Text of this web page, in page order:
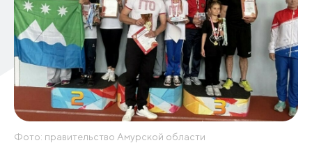
Фото: правительство Амурской области